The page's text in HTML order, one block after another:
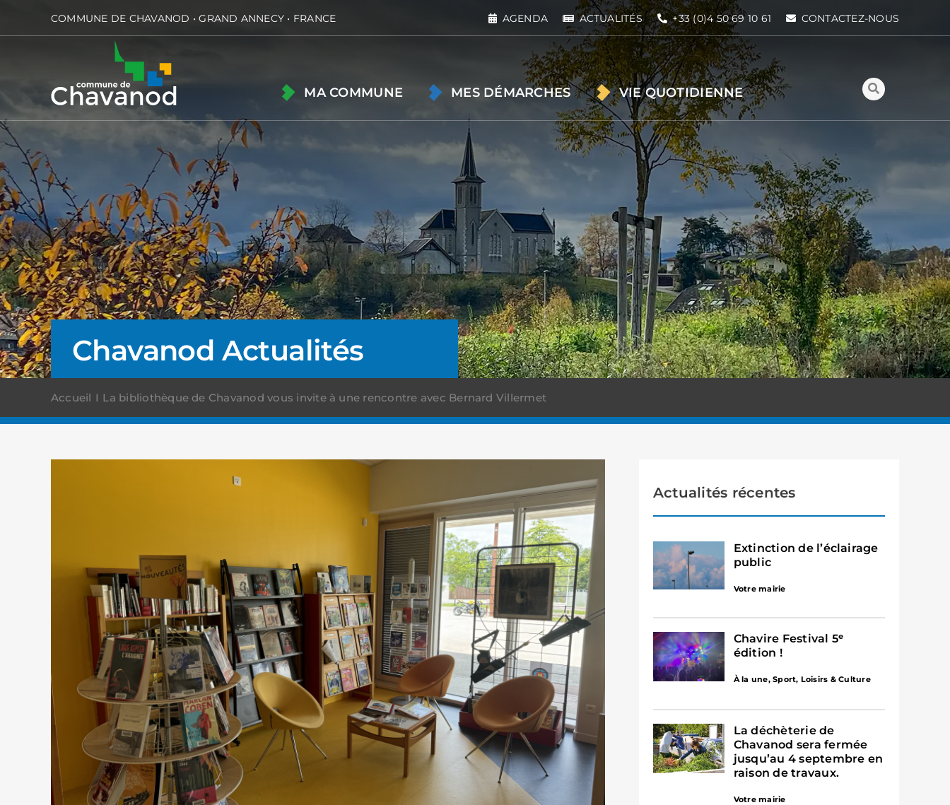
COMMUNE DE CHAVANOD • GRAND ANNECY • FRANCE AGENDA ACTUALITÉS +33 (0)4 50 69 10 61 CONTACTEZ-NOUS
MA COMMUNE MES DÉMARCHES VIE QUOTIDIENNE
Chavanod Actualités
Accueil La bibliothèque de Chavanod vous invite à une rencontre avec Bernard Villermet
Actualités récentes
Extinction de l’éclairage
public
Votre mairie
Chavire Festival 5ᵉ
édition !
À la une,Sport, Loisirs & Culture
La déchèterie de
Chavanod sera fermée
jusqu’au 4 septembre en
raison de travaux.
Votre mairie